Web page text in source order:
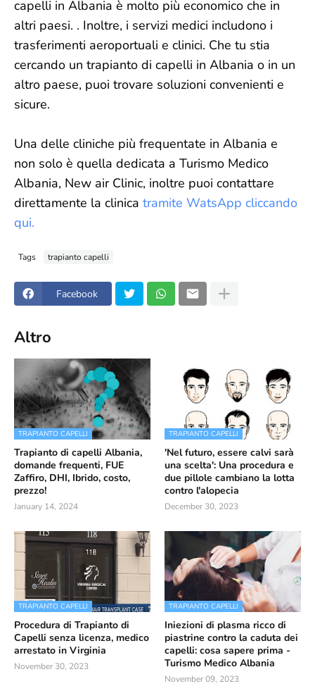
capelli in Albania è molto più economico che in
altri paesi. . Inoltre, i servizi medici includono i
trasferimenti aeroportuali e clinici. Che tu stia
cercando un trapianto di capelli in Albania o in un
altro paese, puoi trovare soluzioni convenienti e
sicure.
Una delle cliniche più frequentate in Albania e
non solo è quella dedicata a Turismo Medico
Albania, New air Clinic, inoltre puoi contattare
direttamente la clinica tramite WatsApp cliccando
qui.
Tags trapianto capelli
Facebook
Altro
TRAPIANTO CAPELLI
Trapianto di capelli Albania,
domande frequenti, FUE
Zaffiro, DHI, Ibrido, costo,
prezzo!
January 14, 2024
TRAPIANTO CAPELLI
'Nel futuro, essere calvi sarà
una scelta': Una procedura e
due pillole cambiano la lotta
contro l'alopecia
December 30, 2023
TRAPIANTO CAPELLI
Procedura di Trapianto di
Capelli senza licenza, medico
arrestato in Virginia
November 30, 2023
TRAPIANTO CAPELLI
Iniezioni di plasma ricco di
piastrine contro la caduta dei
capelli: cosa sapere prima -
Turismo Medico Albania
November 09, 2023